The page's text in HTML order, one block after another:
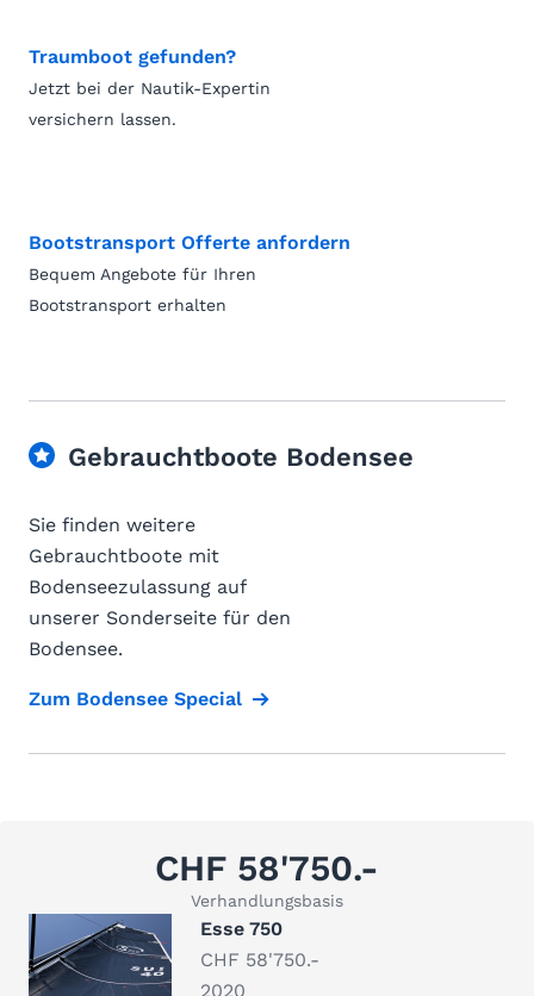
Traumboot gefunden?
Jetzt bei der Nautik-Expertin
versichern lassen.
Bootstransport Offerte anfordern
Bequem Angebote für Ihren
Bootstransport erhalten
Gebrauchtboote Bodensee
Sie finden weitere
Gebrauchtboote mit
Bodenseezulassung auf
unserer Sonderseite für den
Bodensee.
Zum Bodensee Special
CHF 58'750.-
Verhandlungsbasis
Esse 750
CHF 58'750.-
2020